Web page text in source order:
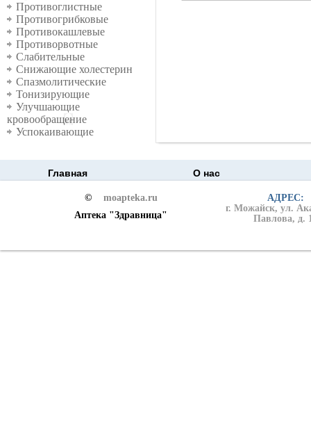
Противоглистные
Противогрибковые
Противокашлевые
Противорвотные
Слабительные
Снижающие холестерин
Спазмолитические
Тонизирующие
Улучшающие
кровообращение
Успокаивающие
Главная О нас
©
moapteka.ru
Аптека "Здравница"
АДРЕС:
г. Можайск, ул.
Павлова, д.